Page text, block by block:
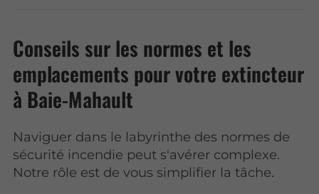
Conseils sur les normes et les
emplacements pour votre extincteur
à Baie-Mahault
Naviguer dans le labyrinthe des normes de
sécurité incendie peut s'avérer complexe.
Notre rôle est de vous simplifier la tâche.